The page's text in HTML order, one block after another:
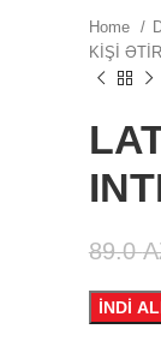
Home
KİŞİ
89.0
İNDİ